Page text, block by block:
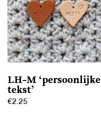
Deze
optie
kan
gekozen
worden
de
productpagina
LH-M ‘persoonlijke
tekst’
€2.25